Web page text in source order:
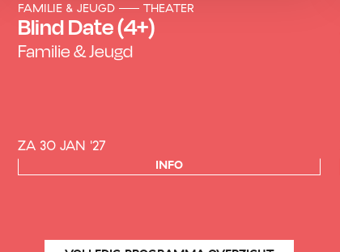
FAMILIE & JEUGD THEATER
Blind Date (4+)
Familie & Jeugd
ZA 30 JAN '27
INFO